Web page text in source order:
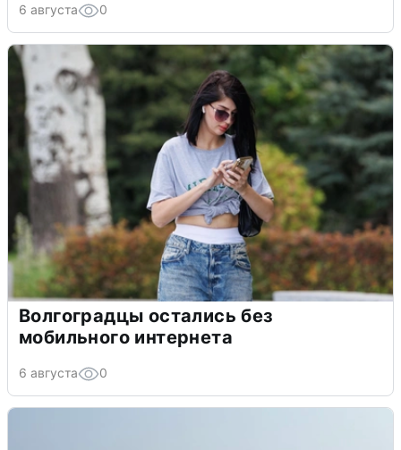
6 августа 0
Волгоградцы остались без
мобильного интернета
6 августа 0